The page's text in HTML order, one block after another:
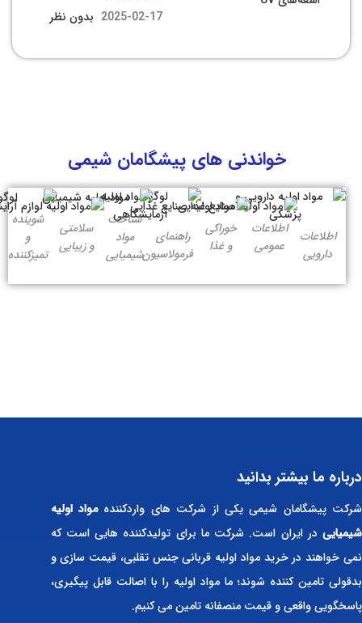
2025-02-17 بدون نظر
خواندنی های پیشگامان شیمی
اطلاعات
دارویی
اطلاعات
عمومی
خوراکی
و غذا
راهنمای
فرمولاسیون
شناخت
مواد
شیمیایی
سلامتی
و زیبایی
شوینده
و
تمیزکننده
درباره ما بیشتر بدانید
شرکت پیشگامان شیمی یکی از شرکت های واردکنندهمواد اولیه
شیمیایی در ایران است. شرکت ما برای تولیدکننده هایی است که
نمی خواهند در خرید مواد اولیه قربانی جنس تقلبی، قیمت سازی و
بدقولی تامین کننده شوند؛ ما مواد اولیه را با اصالت قابل پیگیری،
پاسخگویی واقعی و قیمت منصفانه تامین می کنیم.